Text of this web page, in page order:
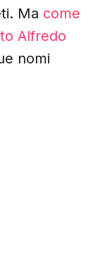
Ma come
Alfredo
nomi